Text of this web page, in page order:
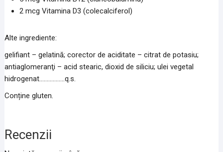
2 mcg Vitamina D3 (colecalciferol)
Alte ingrediente:
gelifiant – gelatină; corector de aciditate – citrat de potasiu;
antiaglomeranţi – acid stearic, dioxid de siliciu; ulei vegetal
hidrogenat……………..q.s.
Conține gluten.
Recenzii